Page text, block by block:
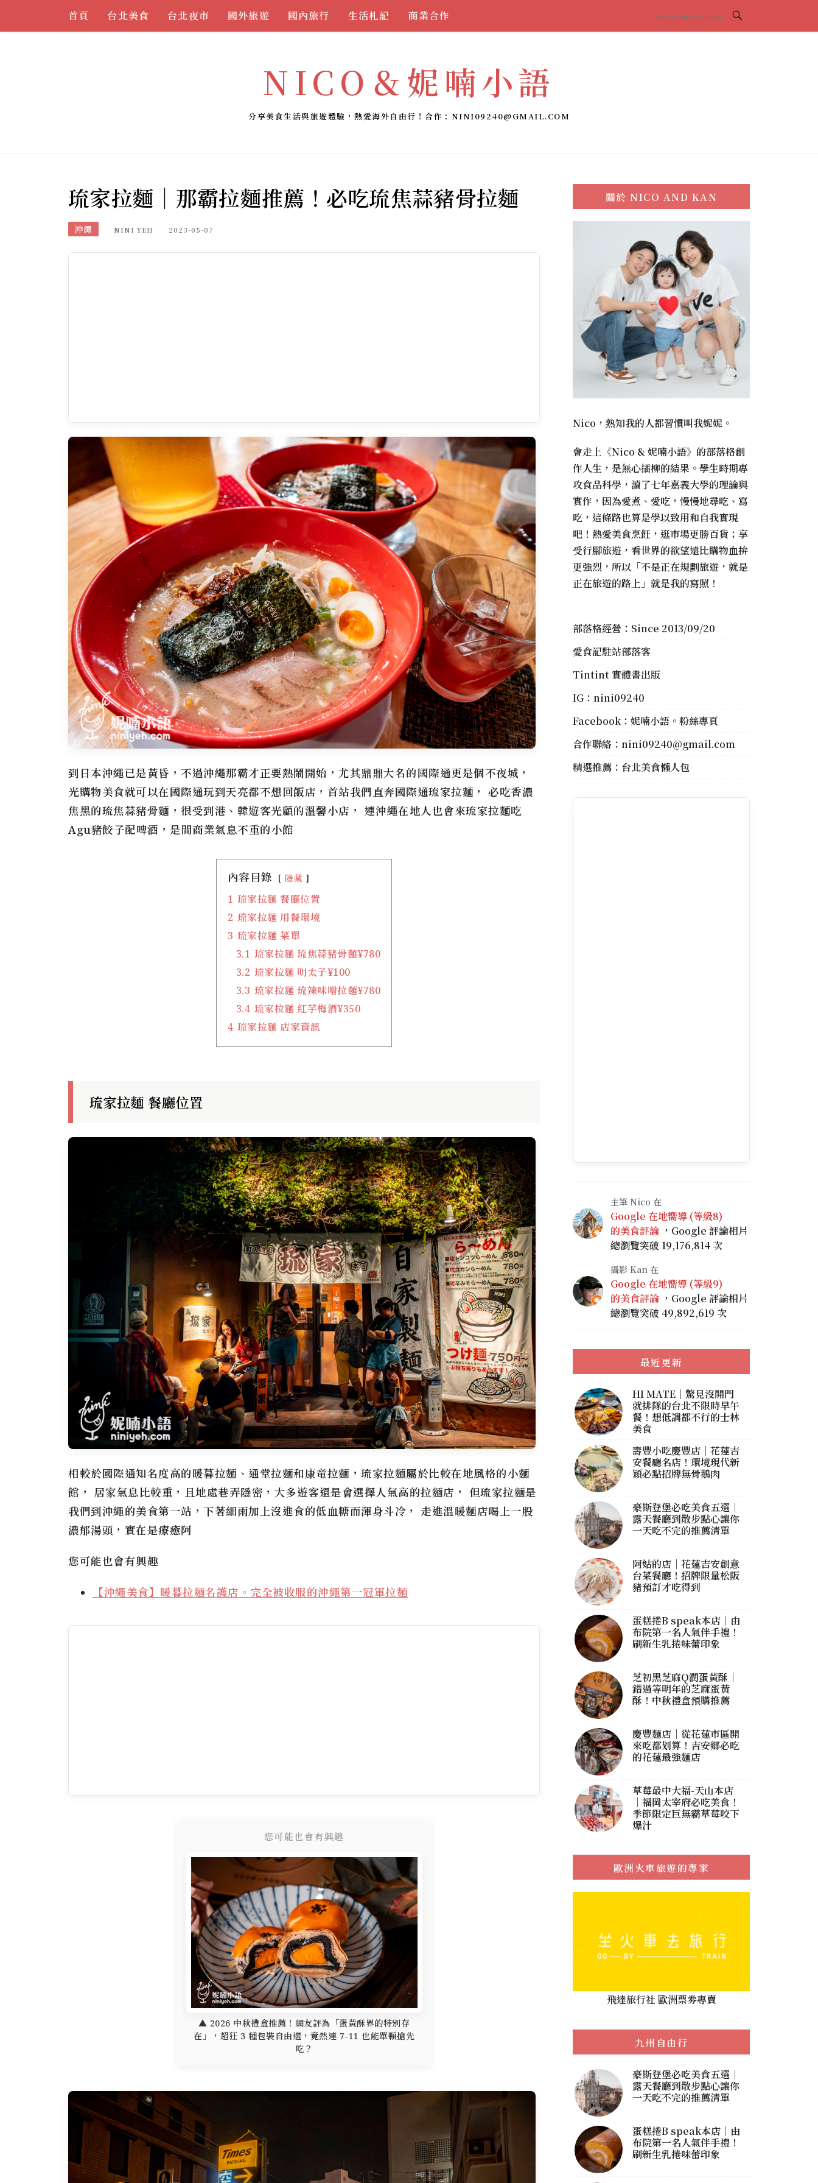
首頁 台北美食 台北夜市 國外旅遊 國內旅行 生活札記 商業合作
NICO＆妮喃小語
分享美食生活與旅遊體驗，熱愛海外自由行！合作： NINI09240@GMAIL.COM
琉家拉麵｜那霸拉麵推薦！必吃琉焦蒜豬骨拉麵
沖繩 NINI YEH 2023-05-07
到日本沖繩已是黃昏，不過沖繩那霸才正要熱鬧開始，尤其鼎鼎大名的國際通更是個不夜城，
光購物美食就可以在國際通玩到天亮都不想回飯店，首站我們直奔國際通琉家拉麵 ， 必吃香濃
焦黑的琉焦蒜豬骨麵，很受到港、韓遊客光顧的溫馨小店， 連沖繩在地人也會來琉家拉麵吃
Agu豬餃子配啤酒，是間商業氣息不重的小館
內容目錄 隱藏
1 琉家拉麵 餐廳位置
2 琉家拉麵 用餐環境
3 琉家拉麵 菜單
3.1 琉家拉麵 琉焦蒜豬骨麵¥780
3.2 琉家拉麵 明太子¥100
3.3 琉家拉麵 琉辣味噌拉麵¥780
3.4 琉家拉麵 紅芋梅酒¥350
4 琉家拉麵 店家資訊
琉家拉麵 餐廳位置
相較於國際通知名度高的暖暮拉麵、通堂拉麵和康竜拉麵， 琉家拉麵屬於比較在地風格的小麵
館， 居家氣息比較重，且地處巷弄隱密，大多遊客還是會選擇人氣高的拉麵店， 但琉家拉麵是
我們到沖繩的美食第一站，下著細雨加上沒進食的低血糖而渾身斗冷， 走進溫暖麵店喝上一股
濃郁湯頭，實在是療癒阿
您可能也會有興趣
【沖繩美食】 暖暮拉麵名護店。完全被收服的沖繩第一冠軍拉麵
您可能也會有興趣
▲ 2026 中秋禮盒推薦！網友評為「蛋黃酥界的特別存
在」，超狂 3 種包裝自由選，竟然連 7-11 也能單顆搶先
吃？
關於NICO AND KAN
Nico，熟知我的人都習慣叫我妮妮。
會走上《Nico & 妮喃小語》的部落格創
作人生，是無心插柳的結果。學生時期專
攻食品科學，讀了七年嘉義大學的理論與
實作，因為愛煮、愛吃，慢慢地尋吃、寫
吃，這條路也算是學以致用和自我實現
吧！熱愛美食烹飪，逛市場更勝百貨；享
受行腳旅遊，看世界的欲望遠比購物血拚
更強烈，所以「不是正在規劃旅遊，就是
正在旅遊的路上」就是我的寫照！
部落格經營：Since 2013/09/20
愛食記駐站部落客
Tintint 實體書出版
IG：nini09240
Facebook：妮喃小語。粉絲專頁
合作聯絡：nini09240@gmail.com
精選推薦： 台北美食懶人包
主筆 Nico 在
Google 在地嚮導 (等級8)
的美食評論 ，Google 評論相片
總瀏覽突破 19,176,814 次
攝影 Kan 在
Google 在地嚮導 (等級9)
的美食評論 ，Google 評論相片
總瀏覽突破 49,892,619 次
最近更新
HI MATE｜驚見沒開門
就排隊的台北不限時早午
餐！想低調都不行的士林
美食
壽豐小吃慶豐店｜花蓮吉
安餐廳名店！環境現代新
穎必點招牌無骨鵝肉
豪斯登堡必吃美食五選｜
露天餐廳到散步點心讓你
一天吃不完的推薦清單
阿姑的店｜花蓮吉安創意
台菜餐廳！招牌限量松阪
豬預訂才吃得到
蛋糕捲B speak本店｜由
布院第一名人氣伴手禮！
刷新生乳捲味蕾印象
芝初黑芝麻Q潤蛋黃酥｜
錯過等明年的芝麻蛋黃
酥！中秋禮盒預購推薦
慶豐麵店｜從花蓮市區開
來吃都划算！吉安鄉必吃
的花蓮最強麵店
草莓最中大福-天山本店
｜福岡太宰府必吃美食！
季節限定巨無霸草莓咬下
爆汁
歐洲火車旅遊的專家
飛達旅行社 歐洲票劵專賣
九州自由行
豪斯登堡必吃美食五選｜
露天餐廳到散步點心讓你
一天吃不完的推薦清單
蛋糕捲B speak本店｜由
布院第一名人氣伴手禮！
刷新生乳捲味蕾印象